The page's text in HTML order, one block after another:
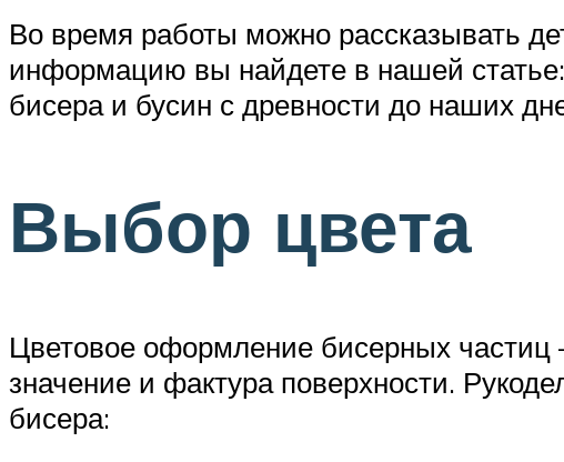
Во время работы можно рассказывать
информацию вы найдете в нашей
бисера и бусин с древности до наших
Выбор цвета
Цветовое оформление бисерных частиц
значение и фактура поверхности.
бисера: